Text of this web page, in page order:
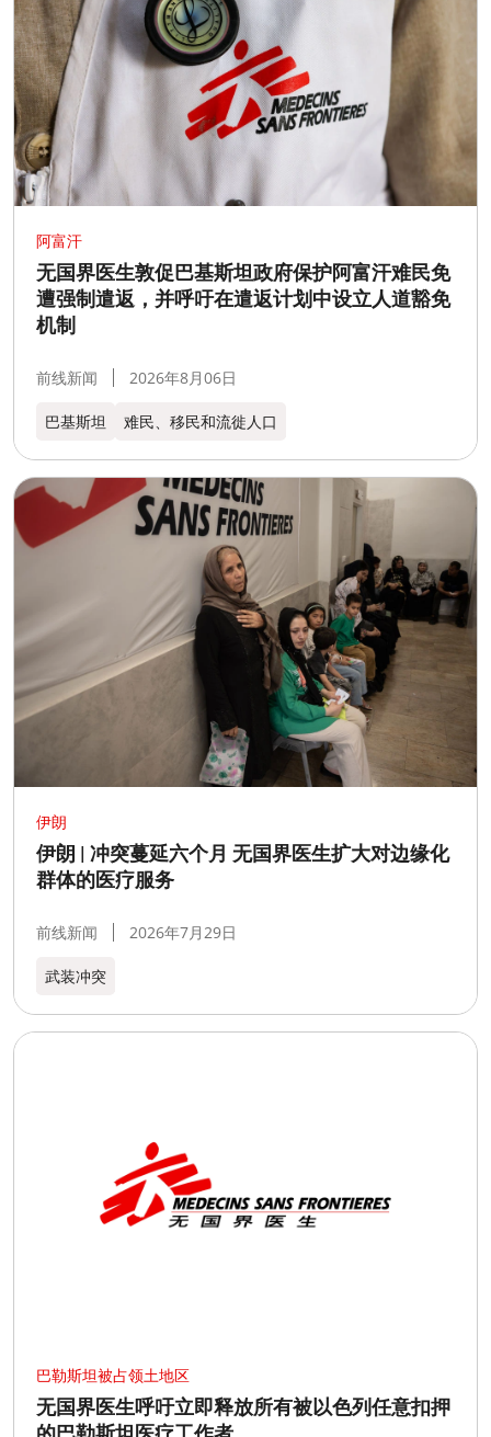
阿富汗
无国界医生敦促巴基斯坦政府保护阿富汗难民免
遭强制遣返，并呼吁在遣返计划中设立人道豁免
机制
前线新闻 2026年8月06日
巴基斯坦 难民、移民和流徙人口
伊朗
伊朗 | 冲突蔓延六个月 无国界医生扩大对边缘化
群体的医疗服务
前线新闻 2026年7月29日
武装冲突
巴勒斯坦被占领土地区
无国界医生呼吁立即释放所有被以色列任意扣押